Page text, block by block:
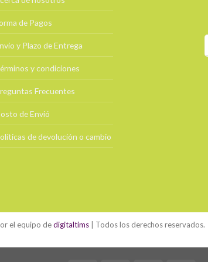
de Pagos
y Plazo de Entrega
y condiciones
Frecuentes
de Envió
de devolución o cambio
el equipo dedigitaltims | Todos los derechos reservados.